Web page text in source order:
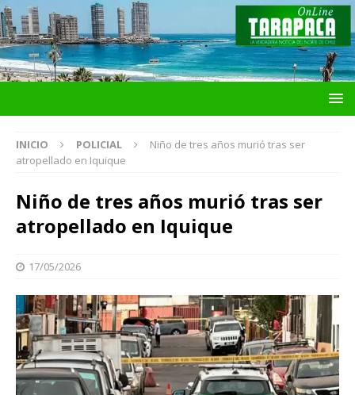
INICIO POLICIAL
Niño de tres años murió tras ser
atropellado en Iquique
Niño de tres años murió tras ser
atropellado en Iquique
17/05/2026